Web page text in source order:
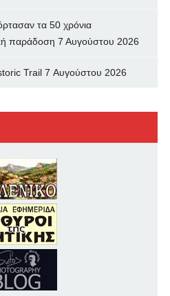
τα 50 χρόνια
παράδοση 7 Αυγούστου 2026
Trail 7 Αυγούστου 2026